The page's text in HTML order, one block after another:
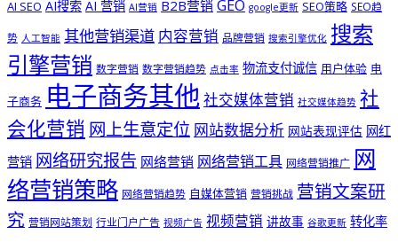
AI SEO AI搜索 AI 营销 AI营销 B2B营销 GEO google更新 SEO策略 SEO趋
势 人工智能 其他营销渠道 内容营销 品牌营销 搜索引擎优化 搜索
引擎营销 数字营销 数字营销趋势 点击率 物流支付诚信 用户体验 电
子商务 电子商务其他社交媒体营销 社交媒体趋势 社
会化营销 网上生意定位 网站数据分析 网站表现评估 网红
营销 网络研究报告 网络营销 网络营销工具 网络营销推广 网
络营销策略 网络营销趋势 自媒体营销 营销挑战 营销文案研
究 营销网站策划 行业门户广告 视频广告 视频营销 讲故事 谷歌更新 转化率